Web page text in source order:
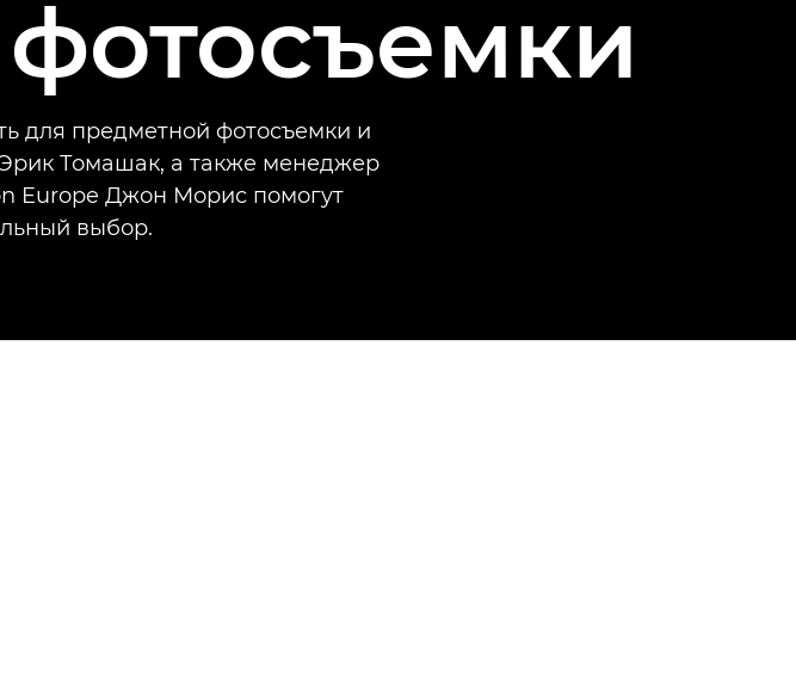
для предметной фотосъемки и
Томашак, а также менеджер
Europe Джон Морис помогут
выбор.